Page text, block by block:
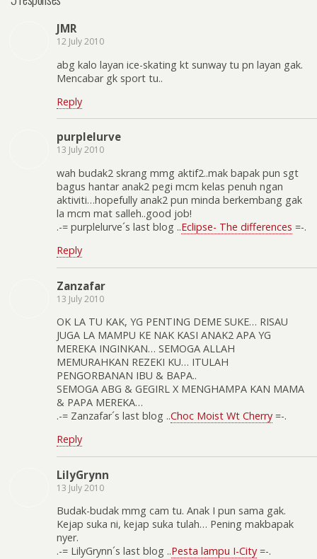
JMR
12 July 2010
abg kalo layan ice-skating kt sunway tu pn layan gak.
Mencabar gk sport tu..
Reply
purplelurve
13 July 2010
wah budak2 skrang mmg aktif2..mak bapak pun sgt
bagus hantar anak2 pegi mcm kelas penuh ngan
aktiviti…hopefully anak2 pun minda berkembang gak
la mcm mat salleh..good job!
.-= purplelurve´s last blog ..Eclipse- The differences =-.
Reply
Zanzafar
13 July 2010
OK LA TU KAK, YG PENTING DEME SUKE… RISAU
JUGA LA MAMPU KE NAK KASI ANAK2 APA YG
MEREKA INGINKAN… SEMOGA ALLAH
MEMURAHKAN REZEKI KU… ITULAH
PENGORBANAN IBU & BAPA..
SEMOGA ABG & GEGIRL X MENGHAMPA KAN MAMA
& PAPA MEREKA…
.-= Zanzafar´s last blog ..Choc Moist Wt Cherry =-.
Reply
LilyGrynn
13 July 2010
Budak-budak mmg cam tu. Anak I pun sama gak.
Kejap suka ni, kejap suka tulah… Pening makbapak
nyer.
.-= LilyGrynn´s last blog ..Pesta lampu I-City =-.